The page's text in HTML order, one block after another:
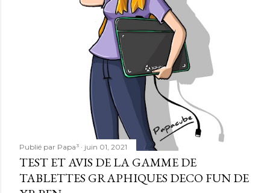
Publié par Papa³ juin 01, 2021
TEST ET AVIS DE LA GAMME DE
TABLETTES GRAPHIQUES DECO FUN DE